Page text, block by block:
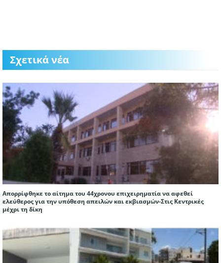
Σχετικά νέα
Απορρίφθηκε το αίτημα του 44χρονου επιχειρηματία να αφεθεί
ελεύθερος για την υπόθεση απειλών και εκβιασμών-Στις Κεντρικές
μέχρι τη δίκη